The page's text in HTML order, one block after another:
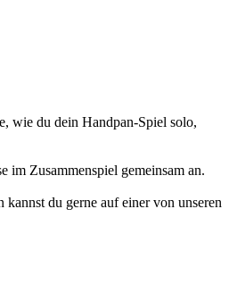
wie du dein Handpan-Spiel solo,
im Zusammenspiel gemeinsam an.
du gerne auf einer von unseren